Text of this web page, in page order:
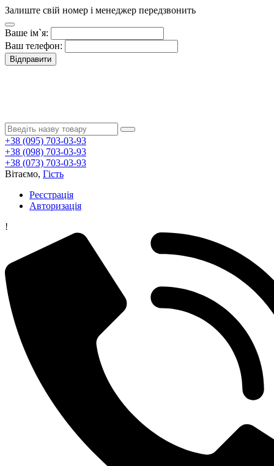
Залиште свій номер і менеджер передзвонить
Ваше ім`я:
Ваш телефон:
Відправити
+38 (095) 703-03-93
+38 (098) 703-03-93
+38 (073) 703-03-93
Вітаємо, Гість
Реєстрація
Авторизація
!